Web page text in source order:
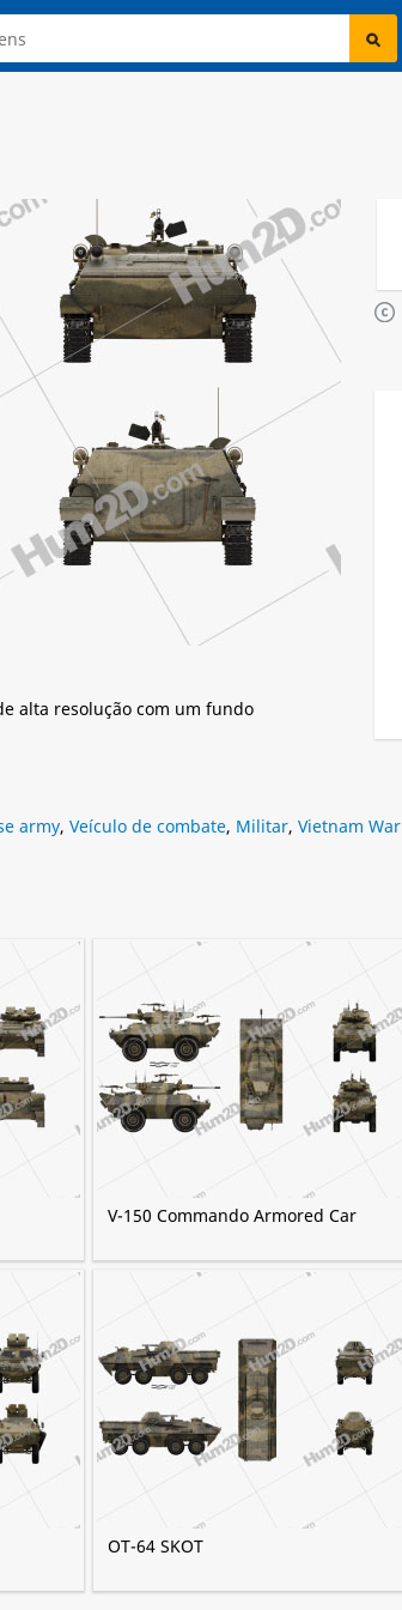
alta resolução com um fundo
army, Veículo de combate, Militar, Vietnam War
V-150 Commando Armored Car
OT-64 SKOT